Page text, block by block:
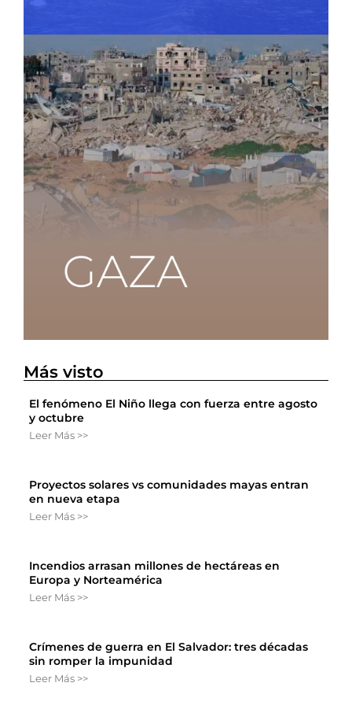
Más visto
El fenómeno El Niño llega con fuerza entre agosto
y octubre
Leer Más >>
Proyectos solares vs comunidades mayas entran
en nueva etapa
Leer Más >>
Incendios arrasan millones de hectáreas en
Europa y Norteamérica
Leer Más >>
Crímenes de guerra en El Salvador: tres décadas
sin romper la impunidad
Leer Más >>